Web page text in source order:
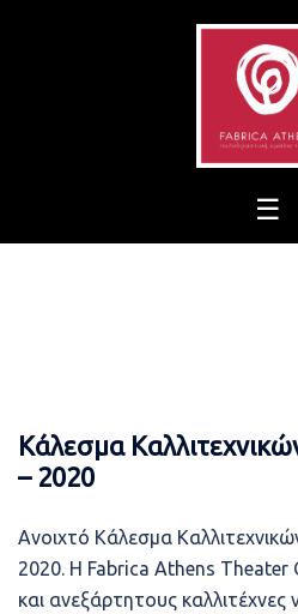
Κάλεσμα
– 2020
Ανοιχτό Κάλεσμα
2020. Η Fabrica Athens Theater
και ανεξάρτητους